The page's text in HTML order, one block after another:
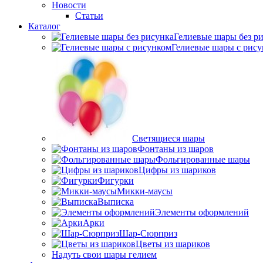
Новости
Статьи
Каталог
Гелиевые шары без
Гелиевые шары с
Светящиеся шары
Фонтаны из шаров
Фольгированные шары
Цифры из шариков
Фигурки
Микки-маусы
Выписка
Элементы оформлений
Арки
Шар-Сюрприз
Цветы из шариков
Надуть свои шары гелием